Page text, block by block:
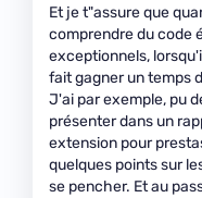
Et je t"assure que
comprendre du code
exceptionnels,
fait gagner un temps
J'ai par exemple, pu
présenter dans un
extension pour
quelques points sur
se pencher. Et au